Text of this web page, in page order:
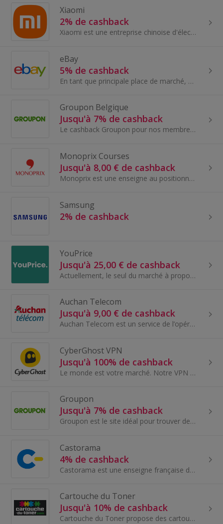
Xiaomi
2% de cashback
Xiaomi est une entreprise chinoise d'électronique et d'informatique leader dans la vente de smartphones.
eBay
5% de cashback
En tant que principale place de marché, eBay répond ainsi aux quatre tendances actuelles : un commerce mobile, local, social et digital...
Groupon Belgique
Jusqu'à 7% de cashback
Le cashback Groupon pour nos membres en Belgique. Groupon est le site idéal pour trouver des offres exceptionnelles et des deals autour de chez...
Monoprix Courses
Jusqu'à 8,00 € de cashback
Monoprix est une enseigne au positionnement unique, qui cultive la différenciation dans tous les univers. L’enseigne se montre particulièrement att...
Samsung
2% de cashback
YouPrice
Jusqu'à 25,00 € de cashback
Actuellement, le seul du marché à proposer aux utilisateurs le réseau ORANGE et SFR, YouPrice. propose une offre UNIQUE en partenariat avec les deu...
Auchan Telecom
Jusqu'à 9,00 € de cashback
Auchan Telecom est un service de l’opérateur Euro-Information Telecom, en partenariat avec Auchan Groupe. Opérateur virtuel (MVNO) lancé en 2005, E...
CyberGhost VPN
Jusqu'à 100% de cashback
Le monde est votre marché. Notre VPN est optimisés pour toutes les zones géographiques et tous les types de trafic (ordinateur de bureau/mobile).
Groupon
Jusqu'à 7% de cashback
Groupon est le site idéal pour trouver des offres exceptionnelles et des deals autour de chez vous.
Castorama
4% de cashback
Castorama est une enseigne française de grande distribution spécialisée dans les domaines du bricolage, du bâti, de l’aménagement...
Cartouche du Toner
Jusqu'à 10% de cashback
Cartouche du Toner propose des cartouches et des toners d’imprimantes de qualité à des prix très serrés.